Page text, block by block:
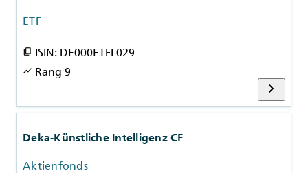
ETF
content_copy ISIN: DE000ETFL029
show_chart Rang 9
chevron_right
Deka-Künstliche Intelligenz CF
Aktienfonds